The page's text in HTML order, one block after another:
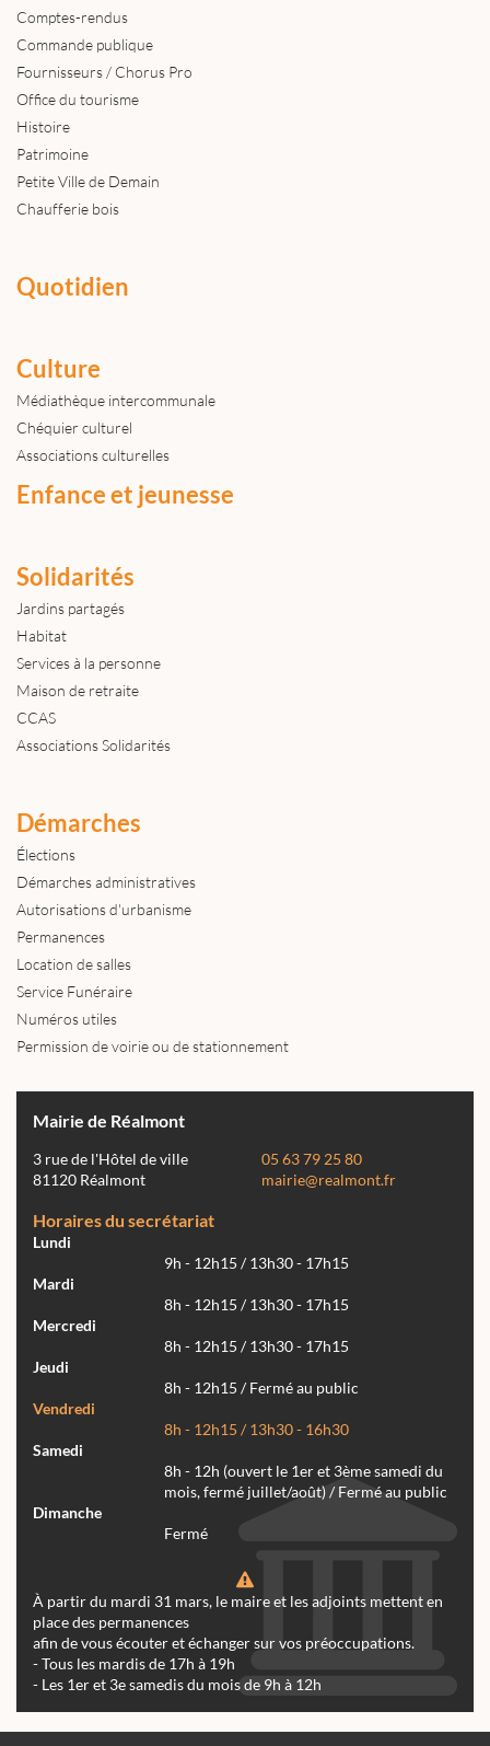
Comptes-rendus
Commande publique
Fournisseurs / Chorus Pro
Office du tourisme
Histoire
Patrimoine
Petite Ville de Demain
Chaufferie bois
Quotidien
Culture
Médiathèque intercommunale
Chéquier culturel
Associations culturelles
Enfance et jeunesse
Solidarités
Jardins partagés
Habitat
Services à la personne
Maison de retraite
CCAS
Associations Solidarités
Démarches
Élections
Démarches administratives
Autorisations d'urbanisme
Permanences
Location de salles
Service Funéraire
Numéros utiles
Permission de voirie ou de stationnement
Mairie de Réalmont
3 rue de l'Hôtel de ville
81120 Réalmont
05 63 79 25 80
mairie@realmont.fr
Horaires du secrétariat
Lundi
9h - 12h15 / 13h30 - 17h15
Mardi
8h - 12h15 / 13h30 - 17h15
Mercredi
8h - 12h15 / 13h30 - 17h15
Jeudi
8h - 12h15 / Fermé au public
Vendredi
8h - 12h15 / 13h30 - 16h30
Samedi
8h - 12h (ouvert le 1er et 3ème samedi du
mois, fermé juillet/août) / Fermé au public
Dimanche
Fermé
À partir du mardi 31 mars, le maire et les adjoints mettent en
place des permanences
afin de vous écouter et échanger sur vos préoccupations.
- Tous les mardis de 17h à 19h
- Les 1er et 3e samedis du mois de 9h à 12h